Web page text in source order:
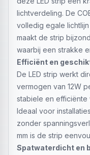
lichtverdeling. De
volledig egale
maakt de strip
waarbij een strakke
Efficiënt en
De LED strip werkt
vermogen van 12W
stabiele en
Ideaal voor
zonder
mm is de strip
Spatwaterdicht en